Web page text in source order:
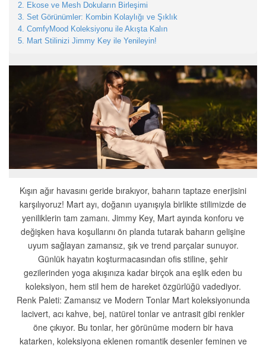
2. Ekose ve Mesh Dokuların Birleşimi
3. Set Görünümler: Kombin Kolaylığı ve Şıklık
4. ComfyMood Koleksiyonu ile Akışta Kalın
5. Mart Stilinizi Jimmy Key ile Yenileyin!
Kışın ağır havasını geride bırakıyor, baharın taptaze enerjisini
karşılıyoruz! Mart ayı, doğanın uyanışıyla birlikte stilimizde de
yeniliklerin tam zamanı. Jimmy Key, Mart ayında konforu ve
değişken hava koşullarını ön planda tutarak baharın gelişine
uyum sağlayan zamansız, şık ve trend parçalar sunuyor.
Günlük hayatın koşturmacasından ofis stiline, şehir
gezilerinden yoga akışınıza kadar birçok ana eşlik eden bu
koleksiyon, hem stil hem de hareket özgürlüğü vadediyor.
Renk Paleti: Zamansız ve Modern Tonlar Mart koleksiyonunda
lacivert, acı kahve, bej, natürel tonlar ve antrasit gibi renkler
öne çıkıyor. Bu tonlar, her görünüme modern bir hava
katarken, koleksiyona eklenen romantik desenler feminen ve